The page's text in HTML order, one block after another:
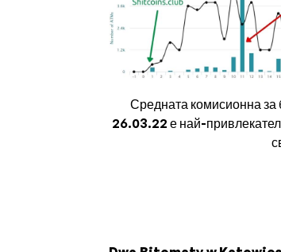
Средната комисионна
26.03.22 е най-